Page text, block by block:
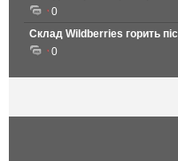
0
Склад Wildberries горить
0